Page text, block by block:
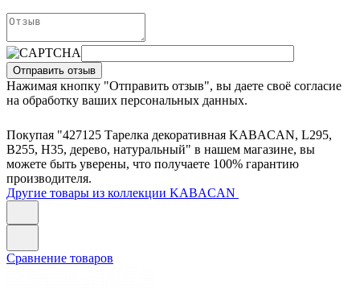
Отправить отзыв
Нажимая кнопку "Отправить отзыв", вы даете своё согласие
на обработку ваших персональных данных.
Покупая "427125 Тарелка декоративная KABACAN, L295,
B255, H35, дерево, натуральный" в нашем магазине, вы
можете быть уверены, что получаете 100% гарантию
производителя.
Другие товары из коллекции KABACAN
Сравнение товаров